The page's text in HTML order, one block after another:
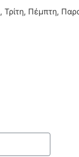
Πέμπτη,